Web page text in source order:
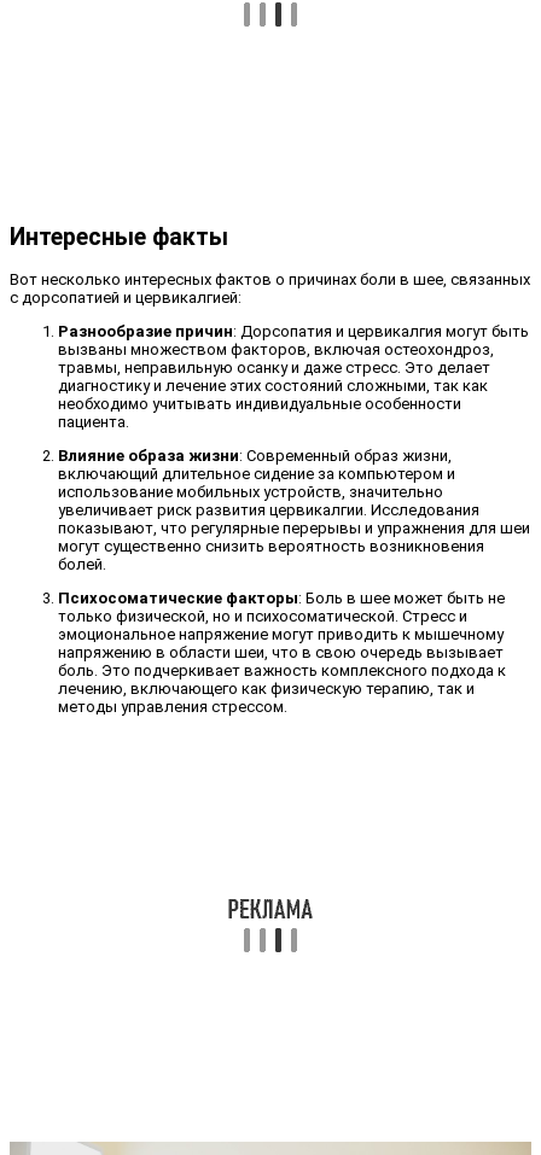
Интересные факты
Вот несколько интересных фактов о причинах боли в шее, связанных
с дорсопатией и цервикалгией:
Разнообразие причин: Дорсопатия и цервикалгия могут быть
вызваны множеством факторов, включая остеохондроз,
травмы, неправильную осанку и даже стресс. Это делает
диагностику и лечение этих состояний сложными, так как
необходимо учитывать индивидуальные особенности
пациента.
Влияние образа жизни: Современный образ жизни,
включающий длительное сидение за компьютером и
использование мобильных устройств, значительно
увеличивает риск развития цервикалгии. Исследования
показывают, что регулярные перерывы и упражнения для шеи
могут существенно снизить вероятность возникновения
болей.
Психосоматические факторы: Боль в шее может быть не
только физической, но и психосоматической. Стресс и
эмоциональное напряжение могут приводить к мышечному
напряжению в области шеи, что в свою очередь вызывает
боль. Это подчеркивает важность комплексного подхода к
лечению, включающего как физическую терапию, так и
методы управления стрессом.